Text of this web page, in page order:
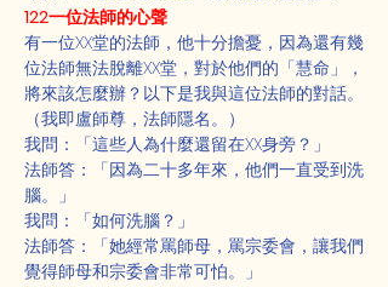
122一位法師的心聲
有一位XX堂的法師，他十分擔憂，因為還有幾
位法師無法脫離XX堂，對於他們的「慧命」，
將來該怎麼辦？以下是我與這位法師的對話。
（我即盧師尊，法師隱名。）
我問：「這些人為什麼還留在XX身旁？」
法師答：「因為二十多年來，他們一直受到洗
腦。」
我問：「如何洗腦？」
法師答：「她經常罵師母，罵宗委會，讓我們
覺得師母和宗委會非常可怕。」